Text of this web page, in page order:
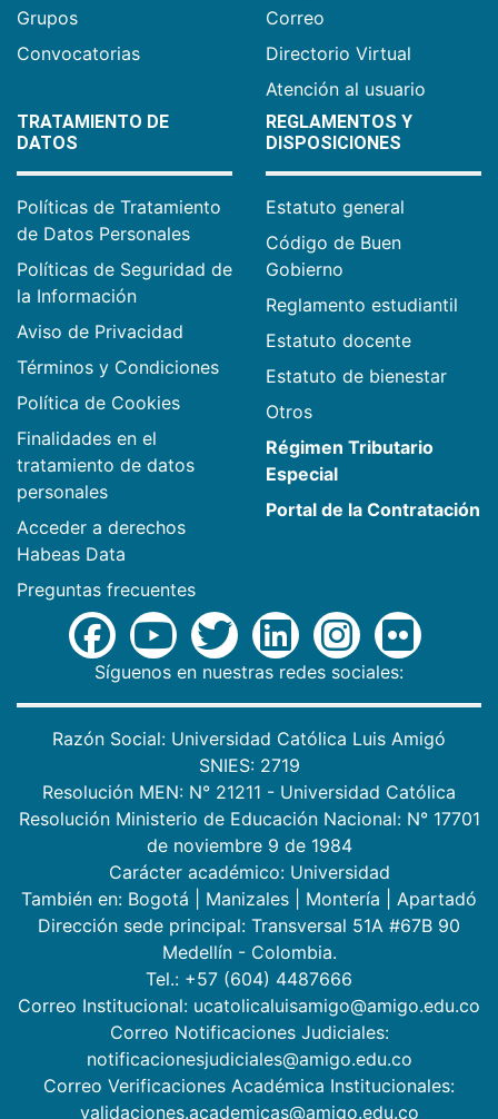
Grupos
Convocatorias
Correo
Directorio Virtual
Atención al usuario
TRATAMIENTO DE
DATOS
Políticas de Tratamiento
de Datos Personales
Políticas de Seguridad de
la Información
Aviso de Privacidad
Términos y Condiciones
Política de Cookies
Finalidades en el
tratamiento de datos
personales
Acceder a derechos
Habeas Data
Preguntas frecuentes
REGLAMENTOS Y
DISPOSICIONES
Estatuto general
Código de Buen
Gobierno
Reglamento estudiantil
Estatuto docente
Estatuto de bienestar
Otros
Régimen Tributario
Especial
Portal de la Contratación
Síguenos en nuestras redes sociales:
Razón Social: Universidad Católica Luis Amigó
SNIES: 2719
Resolución MEN: N° 21211 - Universidad Católica
Resolución Ministerio de Educación Nacional: N° 17701
de noviembre 9 de 1984
Carácter académico: Universidad
También en: Bogotá Manizales Montería
Apartadó
Dirección sede principal: Transversal 51A #67B 90
Medellín - Colombia.
Tel.: +57 (604) 4487666
Correo Institucional: ucatolicaluisamigo@amigo.edu.co
Correo Notificaciones Judiciales:
notificacionesjudiciales@amigo.edu.co
Correo Verificaciones Académica Institucionales:
validaciones.academicas@amigo.edu.co